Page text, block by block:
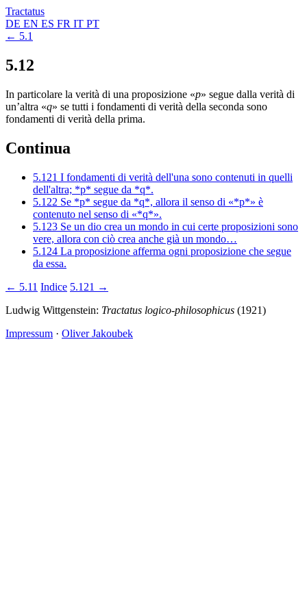
Tractatus
DE EN ES FR IT PT
← 5.1
5.12
In particolare la verità di una proposizione «p» segue dalla verità di
un’altra «q» se tutti i fondamenti di verità della seconda sono
fondamenti di verità della prima.
Continua
5.121 I fondamenti di verità dell'una sono contenuti in quelli
dell'altra; *p* segue da *q*.
5.122 Se *p* segue da *q*, allora il senso di «*p*» è
contenuto nel senso di «*q*».
5.123 Se un dio crea un mondo in cui certe proposizioni sono
vere, allora con ciò crea anche già un mondo…
5.124 La proposizione afferma ogni proposizione che segue
da essa.
← 5.11 Indice 5.121 →
Ludwig Wittgenstein: Tractatus logico-philosophicus (1921)
Impressum · Oliver Jakoubek